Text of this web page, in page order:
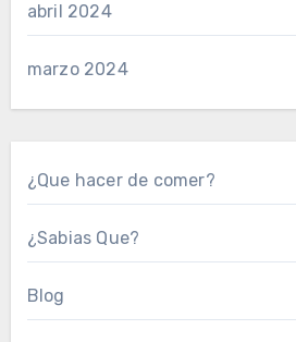
abril 2024
marzo 2024
¿Que hacer de comer?
¿Sabias Que?
Blog